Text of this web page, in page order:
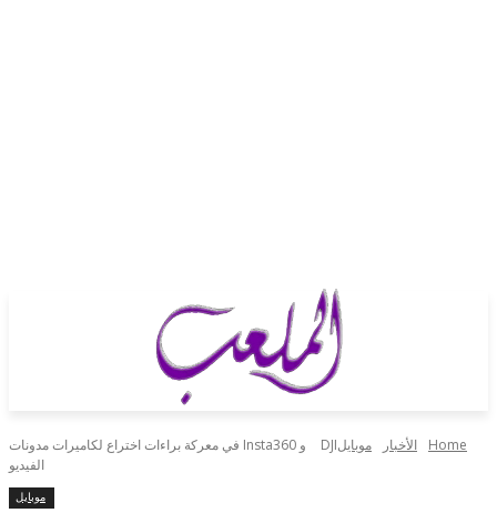
الأخبار موبايل
DJI و Insta360 في معركة براءات اختراع لكاميرات مدونات